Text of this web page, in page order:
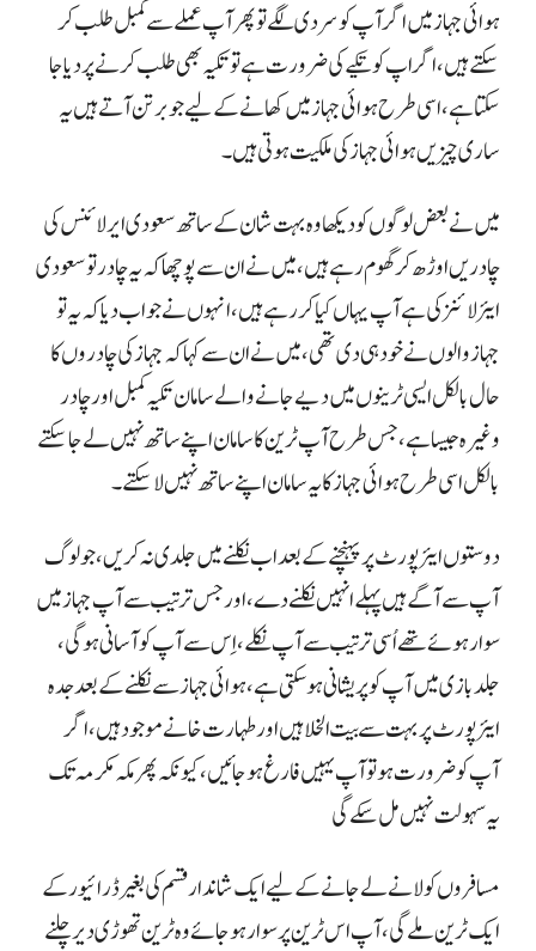
ہوائی جہاز میں اگر آپ کو سردی لگے تو پھر آپ عملے سے کمبل طلب کر
سکتے ہیں، اگر اپ کو تکیے کی ضرورت ہے تو تکیہ بھی طلب کرنے پر دیا جا
سکتا ہے، اسی طرح ہوائی جہاز میں کھانے کے لیے جو برتن آتے ہیں یہ
ساری چیزیں ہوائی جہاز کی ملکیت ہوتی ہیں۔
میں نے بعض لوگوں کو دیکھا وہ بہت شان کے ساتھ سعودی ایر لائنس کی
چادریں اوڑھ کر گھوم رہے ہیں، میں نے ان سے پوچھا کہ یہ چادر تو سعودی
ایئر لائنز کی ہے آپ یہاں کیا کر رہے ہیں، انہوں نے جواب دیا کہ یہ تو
جہاز والوں نے خود ہی دی تھی، میں نے ان سے کہا کہ جہاز کی چادروں کا
حال بالکل ایسی ٹرینوں میں دیے جانے والے سامان تکیہ کمبل اور چادر
وغیرہ جیسا ہے، جس طرح آپ ٹرین کا سامان اپنے ساتھ نہیں لے جا سکتے
بالکل اسی طرح ہوائی جہاز کا یہ سامان اپنے ساتھ نہیں لا سکتے۔
دوستوں ایئرپورٹ پر پہنچنے کے بعد اب نکلنے میں جلدی نہ کریں، جو لوگ
آپ سے آگے ہیں پہلے انہیں نکلنے دے، اور جس ترتیب سے آپ جہاز میں
سوار ہوئے تھے اُسی ترتیب سے آپ نکلے، اِس سے آپ کو آسانی ہوگی،
جلد بازی میں آپ کو پریشانی ہو سکتی ہے، ہوائی جہاز سے نکلنے کے بعد جدہ
ایئرپورٹ پر بہت سے بیت الخلا ہیں اور طہارت خانے موجود ہیں، اگر
آپ کو ضرورت ہو تو آپ یہیں فارغ ہو جائیں، کیونکہ پھر مکہ مکرمہ تک
یہ سہولت نہیں مل سکے گی
مسافروں کو لانے لے جانے کے لیے ایک شاندار قسم کی بغیر ڈرائیور کے
ایک ٹرین ملے گی، آپ اس ٹرین پر سوار ہو جائے وہ ٹرین تھوڑی دیر چلنے